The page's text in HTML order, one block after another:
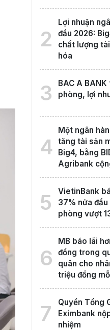
2
Lợi nhuận
đầu 2026:
chất lượng
hóa
3
BAC A
phòng, lợi
4
Một ngân
tăng tài sản
Big4, bằng
Agribank
5
VietinBank
37% nửa
phòng vượt
6
MB báo lãi
đồng trong
quân cho
triệu đồng
7
Quyền Tổng
Eximbank
nhiệm